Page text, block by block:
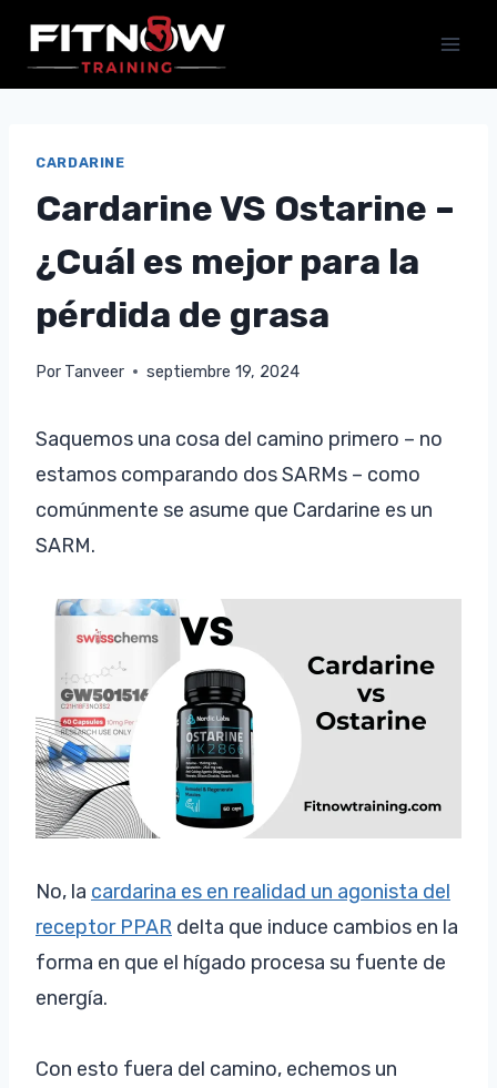
contenido
CARDARINE
Cardarine VS Ostarine –
¿Cuál es mejor para la
pérdida de grasa
Por Tanveer septiembre 19, 2024
Saquemos una cosa del camino primero – no
estamos comparando dos SARMs – como
comúnmente se asume que Cardarine es un
SARM.
No, la cardarina es en realidad un agonista del
receptor PPAR delta que induce cambios en la
forma en que el hígado procesa su fuente de
energía.
Con esto fuera del camino, echemos un